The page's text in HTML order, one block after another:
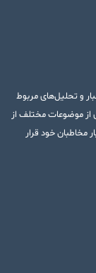
و تحلیل‌های مربوط
از موضوعات مختلف از
مخاطبان خود قرار